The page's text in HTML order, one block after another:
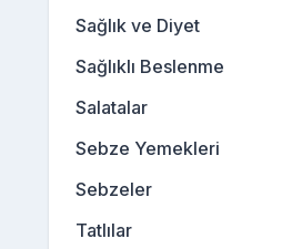
Sağlık ve Diyet
Sağlıklı Beslenme
Salatalar
Sebze Yemekleri
Sebzeler
Tatlılar